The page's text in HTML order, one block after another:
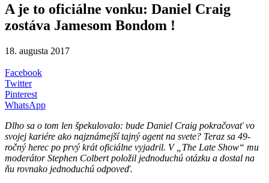
A je to oficiálne vonku: Daniel Craig
zostáva Jamesom Bondom !
18. augusta 2017
Facebook
Twitter
Pinterest
WhatsApp
Dlho sa o tom len špekulovalo: bude Daniel Craig pokračovať vo
svojej kariére ako najznámejší tajný agent na svete? Teraz sa 49-
ročný herec po prvý krát oficiálne vyjadril. V „The Late Show“ mu
moderátor Stephen Colbert položil jednoduchú otázku a dostal na
ňu rovnako jednoduchú odpoveď.